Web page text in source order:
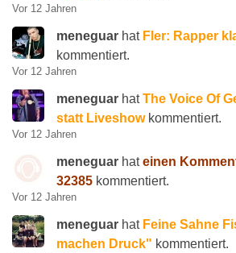
Vor 12 Jahren
meneguar hat Fler: Rapper
kommentiert.
Vor 12 Jahren
meneguar hatThe Voice Of
statt Liveshowkommentiert.
Vor 12 Jahren
meneguar hateinen
32385 kommentiert.
Vor 12 Jahren
meneguar hat Feine Sahne
machen Druck" kommentiert.